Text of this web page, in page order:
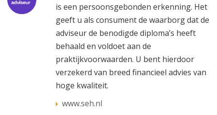
is een persoonsgebonden erkenning. Het
geeft u als consument de waarborg dat de
adviseur de benodigde diploma’s heeft
behaald en voldoet aan de
praktijkvoorwaarden. U bent hierdoor
verzekerd van breed financieel advies van
hoge kwaliteit.
www.seh.nl